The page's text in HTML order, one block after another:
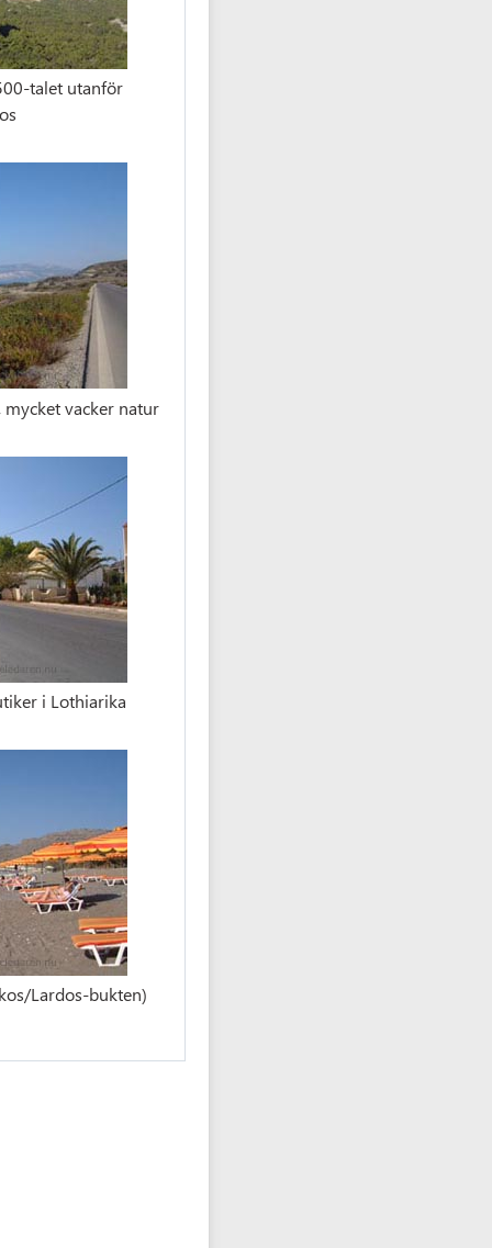
talet utanför
mycket vacker natur
i Lothiarika
Lardos-bukten)